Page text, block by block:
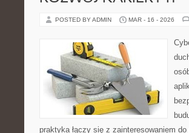
POSTED BY ADMIN MAR - 16 - 2026
praktyka łączy się z zainteresowaniem